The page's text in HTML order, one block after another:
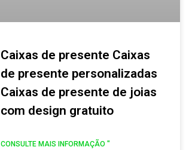
Caixas de presente Caixas
de presente personalizadas
Caixas de presente de joias
com design gratuito
CONSULTE MAIS INFORMAÇÃO "